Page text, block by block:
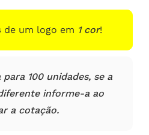
de um logo em 1 cor!
100 unidades, se a
informe-a ao
a cotação.